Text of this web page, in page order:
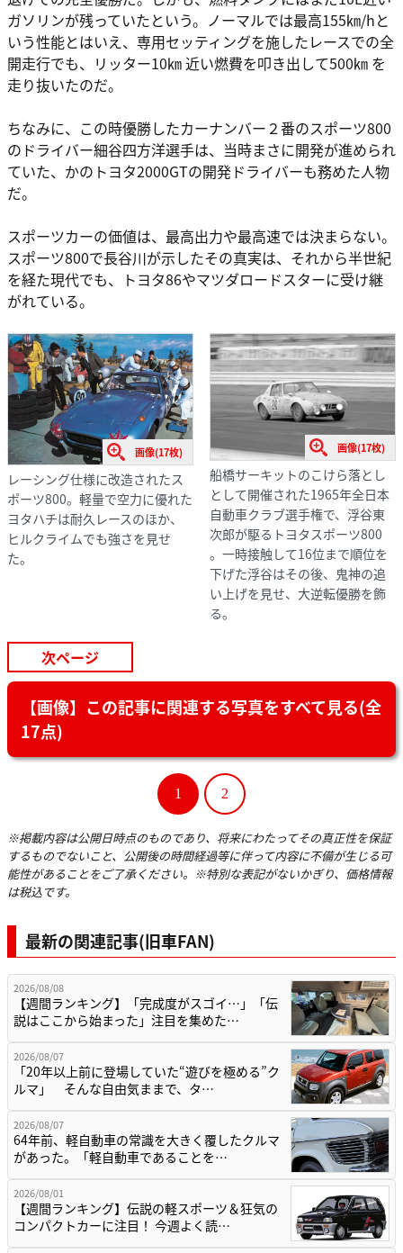
ガソリンが残っていたという。ノーマルでは最高155㎞/hと
いう性能とはいえ、専用セッティングを施したレースでの全
開走行でも、リッター10㎞ 近い燃費を叩き出して500㎞ を
走り抜いたのだ。
ちなみに、この時優勝したカーナンバー２番のスポーツ800
のドライバー細谷四方洋選手は、当時まさに開発が進められ
ていた、かのトヨタ2000GTの開発ドライバーも務めた人物
だ。
スポーツカーの価値は、最高出力や最高速では決まらない。
スポーツ800で長谷川が示したその真実は、それから半世紀
を経た現代でも、トヨタ86やマツダロードスターに受け継
がれている。
画像(17枚)
レーシング仕様に改造されたス
ポーツ800。軽量で空力に優れた
ヨタハチは耐久レースのほか、
ヒルクライムでも強さを見せ
た。
画像(17枚)
船橋サーキットのこけら落とし
として開催された1965年全日本
自動車クラブ選手権で、浮谷東
次郎が駆るトヨタスポーツ800
。一時接触して16位まで順位を
下げた浮谷はその後、鬼神の追
い上げを見せ、大逆転優勝を飾
る。
次ページ
【画像】この記事に関連する写真をすべて見る(全
17点)
1 2
※掲載内容は公開日時点のものであり、将来にわたってその真正性を保証
するものでないこと、公開後の時間経過等に伴って内容に不備が生じる可
能性があることをご了承ください。※特別な表記がないかぎり、価格情報
は税込です。
最新の関連記事(旧車FAN)
2026/08/08
【週間ランキング】「完成度がスゴイ…」「伝
説はここから始まった」注目を集めた…
2026/08/07
「20年以上前に登場していた“遊びを極める”ク
ルマ」 そんな自由気ままで、タ…
2026/08/07
64年前、軽自動車の常識を大きく覆したクルマ
があった。「軽自動車であることを…
2026/08/01
【週間ランキング】伝説の軽スポーツ＆狂気の
コンパクトカーに注目！ 今週よく読…